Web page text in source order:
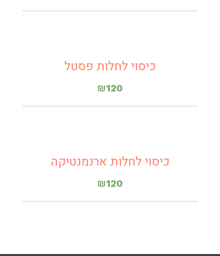
כיסוי לחלות פסטל
₪120
כיסוי לחלות ארנמנטיקה
₪120